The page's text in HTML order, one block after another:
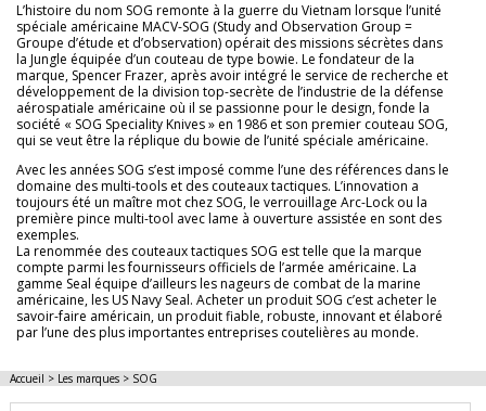
L’histoire du nom SOG remonte à la guerre du Vietnam lorsque l’unité
spéciale américaine MACV-SOG (Study and Observation Group =
Groupe d’étude et d’observation) opérait des missions sécrètes dans
la Jungle équipée d’un couteau de type bowie. Le fondateur de la
marque, Spencer Frazer, après avoir intégré le service de recherche et
développement de la division top-secrète de l’industrie de la défense
aérospatiale américaine où il se passionne pour le design, fonde la
société « SOG Speciality Knives » en 1986 et son premier couteau SOG,
qui se veut être la réplique du bowie de l’unité spéciale américaine.
Avec les années SOG s’est imposé comme l’une des références dans le
domaine des multi-tools et des couteaux tactiques. L’innovation a
toujours été un maître mot chez SOG, le verrouillage Arc-Lock ou la
première pince multi-tool avec lame à ouverture assistée en sont des
exemples.
La renommée des couteaux tactiques SOG est telle que la marque
compte parmi les fournisseurs officiels de l’armée américaine. La
gamme Seal équipe d’ailleurs les nageurs de combat de la marine
américaine, les US Navy Seal. Acheter un produit SOG c’est acheter le
savoir-faire américain, un produit fiable, robuste, innovant et élaboré
par l’une des plus importantes entreprises coutelières au monde.
Accueil > Les marques> SOG